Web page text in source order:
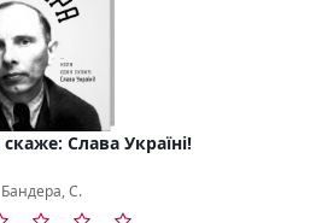
Слава Україні!
Бандера, С.